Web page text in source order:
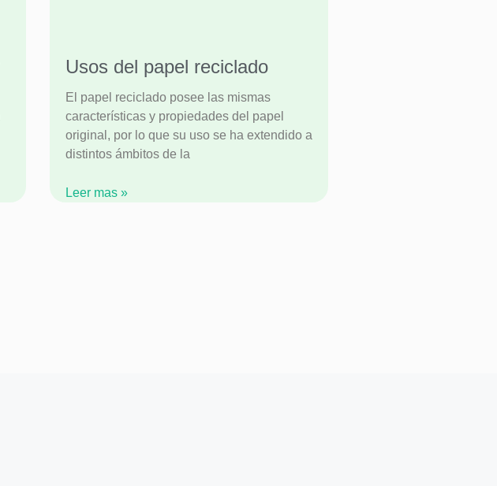
Usos del papel reciclado
El papel reciclado posee las mismas
características y propiedades del papel
original, por lo que su uso se ha extendido a
distintos ámbitos de la
Leer mas »